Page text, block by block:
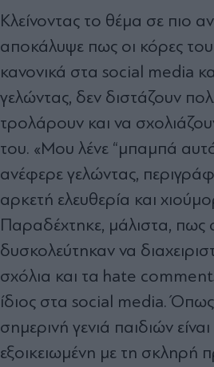
Κλείνοντας το θέμα σε πιο
αποκάλυψε πως οι κόρες
κανονικά στα social media
γελώντας, δεν διστάζουν
τρολάρουν και να
του. «Μου λένε “μπαμπά
ανέφερε γελώντας,
αρκετή ελευθερία και
Παραδέχτηκε, μάλιστα, πως
δυσκολεύτηκαν να
σχόλια και τα hate
ίδιος στα social media.
σημερινή γενιά παιδιών
εξοικειωμένη με τη σκληρή